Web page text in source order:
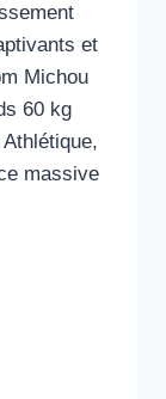
et
Michou
60 kg
massive